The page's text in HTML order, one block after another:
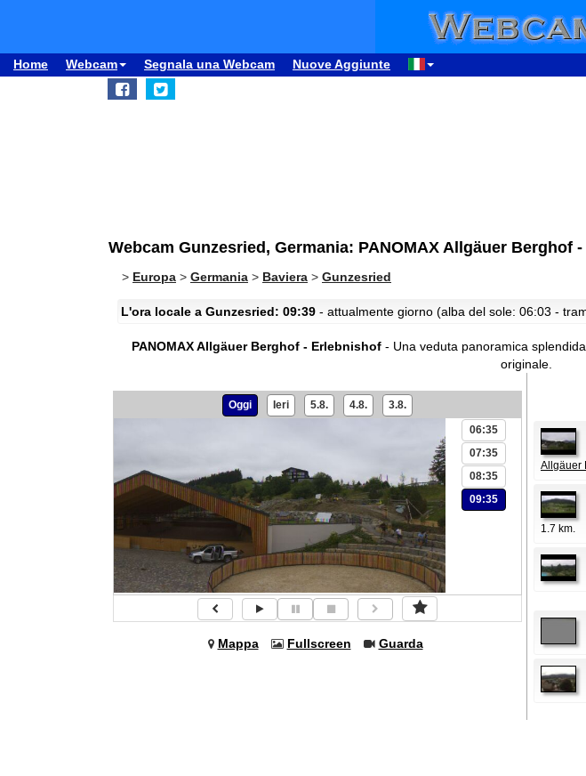
Home Webcam Segnala una Webcam Nuove Aggiunte
Webcam Gunzesried, Germania: PANOMAX Allgäuer Berghof
> Europa > Germania > Baviera > Gunzesried
L'ora locale a Gunzesried: 09:39 - attualmente giorno (alba del sole: 06:03 -
PANOMAX Allgäuer Berghof - Erlebnishof- Una veduta panoramica splendida.
originale.
Oggi Ieri 5.8. 4.8. 3.8.
06:35
07:35
08:35
09:35
Mappa Fullscreen Guarda
Allgäuer
1.7 km.